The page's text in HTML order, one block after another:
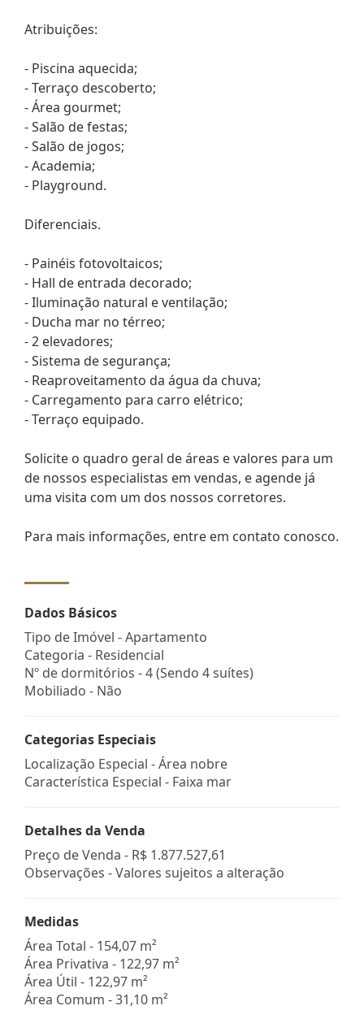
Atribuições:
- Piscina aquecida;
- Terraço descoberto;
- Área gourmet;
- Salão de festas;
- Salão de jogos;
- Academia;
- Playground.
Diferenciais.
- Painéis fotovoltaicos;
- Hall de entrada decorado;
- Iluminação natural e ventilação;
- Ducha mar no térreo;
- 2 elevadores;
- Sistema de segurança;
- Reaproveitamento da água da chuva;
- Carregamento para carro elétrico;
- Terraço equipado.
Solicite o quadro geral de áreas e valores para um
de nossos especialistas em vendas, e agende já
uma visita com um dos nossos corretores.
Para mais informações, entre em contato conosco.
Dados Básicos
Tipo de Imóvel - Apartamento
Categoria - Residencial
Nº de dormitórios - 4 (Sendo 4 suítes)
Mobiliado - Não
Categorias Especiais
Localização Especial - Área nobre
Característica Especial - Faixa mar
Detalhes da Venda
Preço de Venda - R$ 1.877.527,61
Observações - Valores sujeitos a alteração
Medidas
Área Total - 154,07 m²
Área Privativa - 122,97 m²
Área Útil - 122,97 m²
Área Comum - 31,10 m²